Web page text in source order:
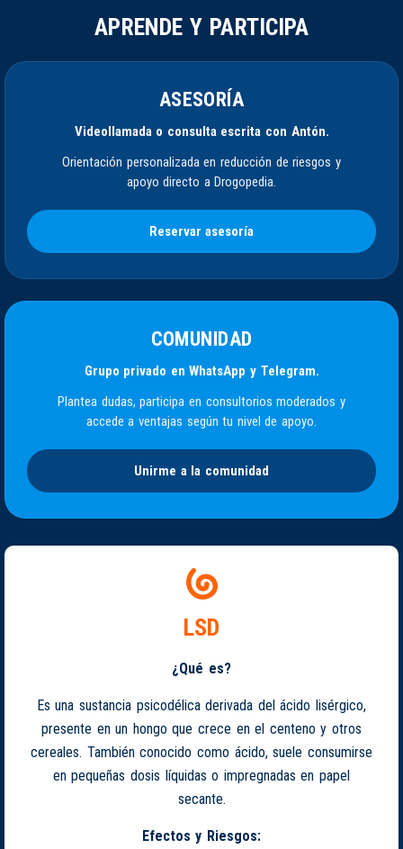
APRENDE Y PARTICIPA
ASESORÍA
Videollamada o consulta escrita con Antón.
Orientación personalizada en reducción de riesgos y
apoyo directo a Drogopedia.
Reservar asesoría
COMUNIDAD
Grupo privado en WhatsApp y Telegram.
Plantea dudas, participa en consultorios moderados y
accede a ventajas según tu nivel de apoyo.
Unirme a la comunidad
LSD
¿Qué es?
Es una sustancia psicodélica derivada del ácido lisérgico,
presente en un hongo que crece en el centeno y otros
cereales. También conocido como ácido, suele consumirse
en pequeñas dosis líquidas o impregnadas en papel
secante.
Efectos y Riesgos: